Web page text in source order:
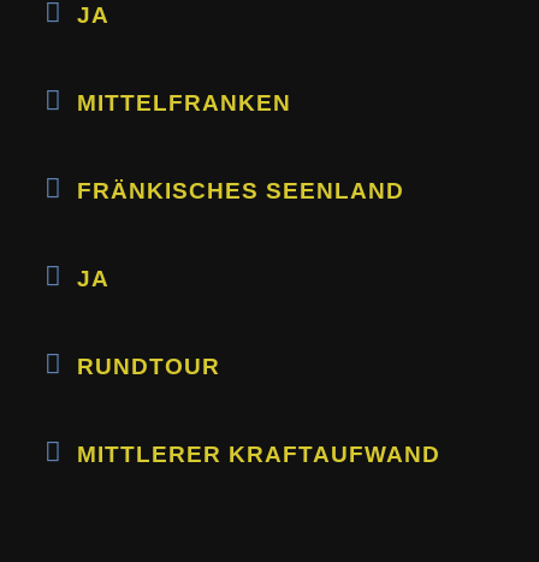
JA
MITTELFRANKEN
FRÄNKISCHES SEENLAND
JA
RUNDTOUR
MITTLERER KRAFTAUFWAND